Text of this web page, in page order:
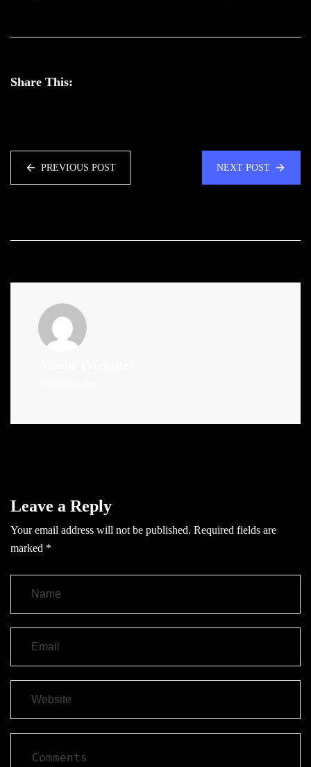
Share This:
PREVIOUS POST NEXT POST
Leave a Reply
Your email address will not be published. Required fields are
marked *